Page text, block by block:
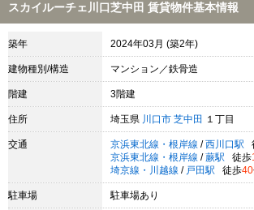
スカイルーチェ川口芝中田 賃貸物件基本情報
築年 2024年03月 (築2年)
建物種別/構造 マンション／鉄骨造
階建 3階建
住所 埼玉県 川口市 芝中田 １丁目
交通 京浜東北線・根岸線 / 西川口駅
京浜東北線・根岸線 / 蕨駅 徒歩
埼京線・川越線 / 戸田駅 徒歩40
駐車場 駐車場あり